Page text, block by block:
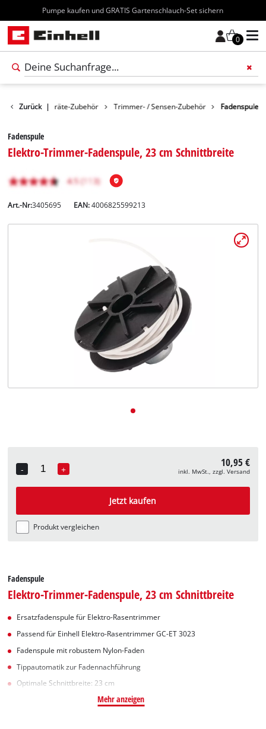
Kostenloser Versand ab 70€
0
Zurück |
Gartengeräte-Zubehör Trimmer- / Sensen-Zubehör Fadenspule
Fadenspule
Elektro-Trimmer-Fadenspule, 23 cm Schnittbreite
Art.-Nr:3405695 EAN:4006825599213
-
Quantity
+ 10,95 €
inkl. MwSt., zzgl. Versand
Jetzt kaufen
Produkt vergleichen
Fadenspule
Elektro-Trimmer-Fadenspule, 23 cm Schnittbreite
Ersatzfadenspule für Elektro-Rasentrimmer
Passend für Einhell Elektro-Rasentrimmer GC-ET 3023
Fadenspule mit robustem Nylon-Faden
Tippautomatik zur Fadennachführung
Optimale Schnittbreite: 23 cm
Mehr anzeigen